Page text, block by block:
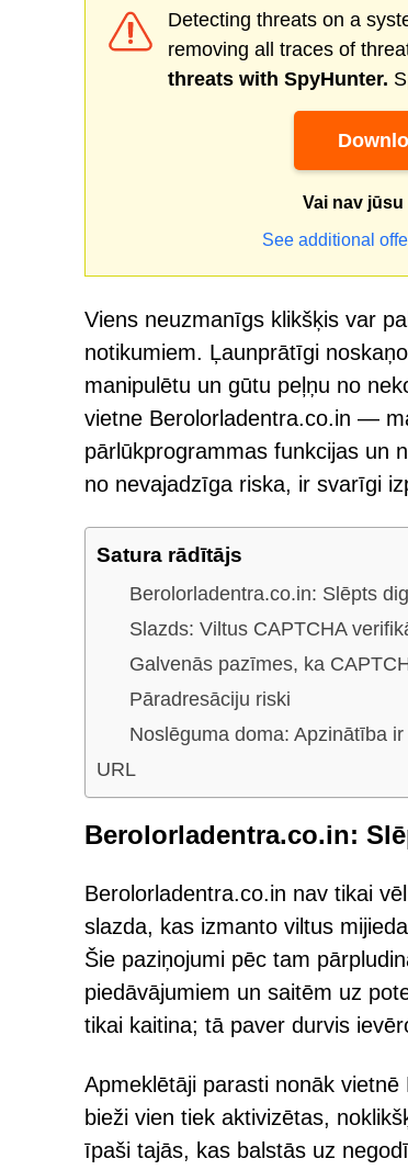
Detecting threats on a
removing all traces of
threats with SpyHunter.
Vai nav
See additional
Viens neuzmanīgs klikšķis var
notikumiem. Ļaunprātīgi
manipulētu un gūtu peļņu no
vietne Berolorladentra.co.in —
pārlūkprogrammas funkcijas un
no nevajadzīga riska, ir svarīgi
Satura rādītājs
Berolorladentra.co.in: Slēpts
Slazds: Viltus CAPTCHA
Galvenās pazīmes, ka
Pāradresāciju riski
Noslēguma doma: Apzinātība
URL
Berolorladentra.co.in:
Berolorladentra.co.in nav tikai
slazda, kas izmanto viltus
Šie paziņojumi pēc tam
piedāvājumiem un saitēm uz
tikai kaitina; tā paver durvis
Apmeklētāji parasti nonāk
bieži vien tiek aktivizētas,
īpaši tajās, kas balstās uz